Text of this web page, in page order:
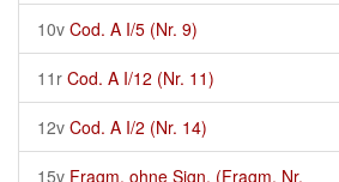
10v Cod. A I/5 (Nr. 9)
11r Cod. A I/12 (Nr. 11)
12v Cod. A I/2 (Nr. 14)
15v Fragm. ohne Sign. (Fragm. Nr.